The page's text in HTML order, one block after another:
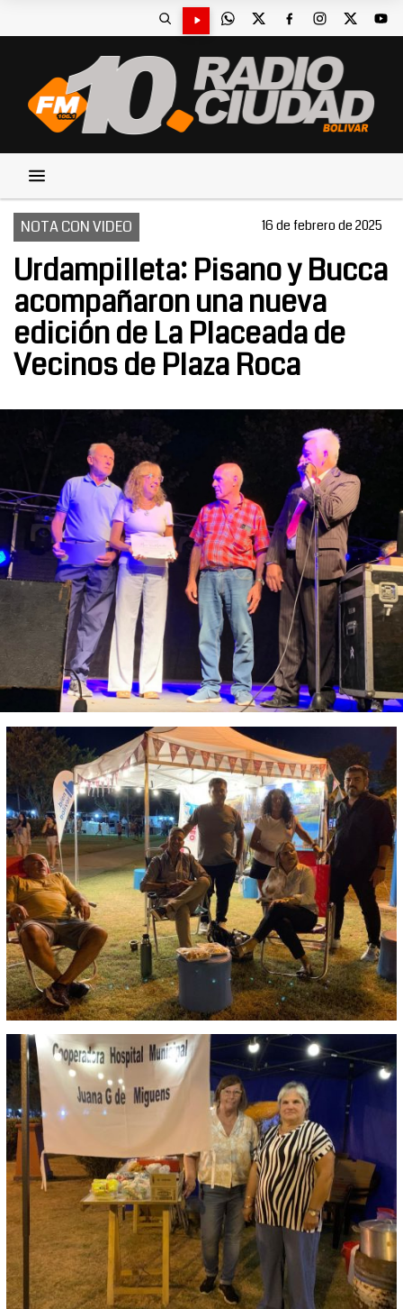
NOTA CON VIDEO 16 de febrero de 2025
Urdampilleta: Pisano y Bucca
acompañaron una nueva
edición de La Placeada de
Vecinos de Plaza Roca